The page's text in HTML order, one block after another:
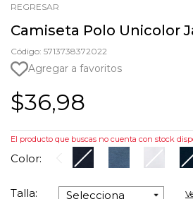
REGRESAR
Camiseta Polo Unicolor
Código: 5713738372022
Agregar a favoritos
$36,98
El producto que buscas no cuenta con stock
Color:
Talla: